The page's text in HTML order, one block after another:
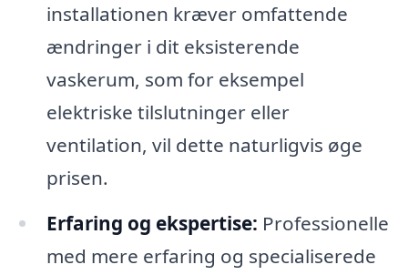
installationen kræver omfattende
ændringer i dit eksisterende
vaskerum, som for eksempel
elektriske tilslutninger eller
ventilation, vil dette naturligvis øge
prisen.
Erfaring og ekspertise: Professionelle
med mere erfaring og specialiserede